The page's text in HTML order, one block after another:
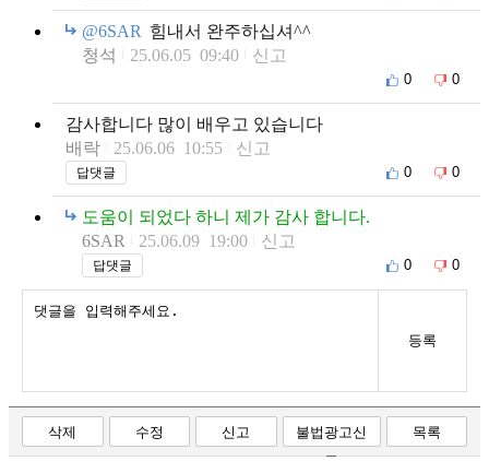
@6SAR 힘내서 완주하십셔^^
청석
25.06.05 09:40 신고
0 0
감사합니다 많이 배우고 있습니다
배락
25.06.06 10:55 신고
답댓글 0 0
도움이 되었다 하니 제가 감사 합니다.
6SAR
25.06.09 19:00 신고
답댓글 0 0
등록
삭제 수정 신고
불법광고신
목록